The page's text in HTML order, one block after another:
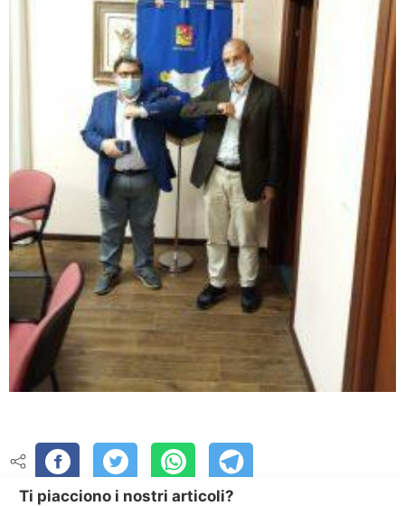
Ti piacciono i nostri articoli?